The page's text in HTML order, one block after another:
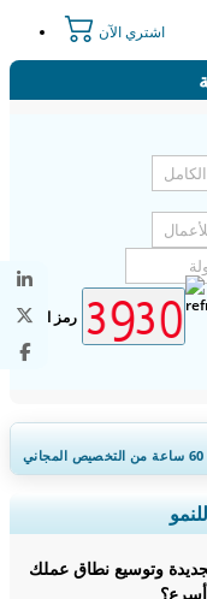
اشتري الآن
رمز الأمان
ساعةمن التخصيص المجاني
ملفات الشركات، المعيارية
وتوسيع نطاق عملك